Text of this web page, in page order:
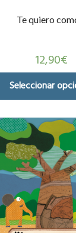
Te quiero
12,90€
Seleccionar